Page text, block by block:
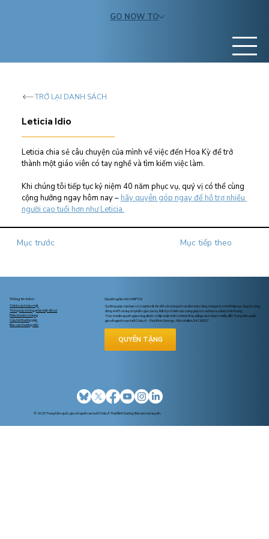
GO NOW TO
TRỞ LẠI DANH SÁCH
Leticia Idio
Leticia chia sẻ câu chuyện của mình về việc đến Hoa Kỳ để trở
thành một giáo viên có tay nghề và tìm kiếm việc làm.
Khi chúng tôi tiếp tục kỷ niệm 40 năm phục vụ, quý vị có thể cùng
cộng hưởng ngay hôm nay – hãy quyên góp ngay để hỗ trợ nhiều
người cao tuổi hơn như Leticia.
Mục trước Mục tiếp theo
Thông tin thêm
Chính sách bảo mật
Thông báo không phân biệt đối xử
Điều khoản sử dụng
Câu hỏi thường gặp
Báo cáo thường niên
Quyên góp cho NAPCA
Sự đóng góp của bạn có ý nghĩa rất lớn đối với chúng tôi và đảm bảo rằng chúng tôi có thể tiếp tục ủng hộ cộng
đồng AAPI và duy trì phẩm giá của họ. Bất kỳ số tiền nào cũng giúp ích và thực sự được trân trọng.
*Các khoản quyên góp cũng được chấp nhận trên United Way bằng cách tham chiếu đến Trung tâm quốc
gia về người cao tuổi Châu Á - Thái Bình Dương - Mã chỉ định D4139227
QUYÊN TẶNG
© 2025 Trung tâm quốc gia về người cao tuổi Châu Á Thái Bình Dương. Bảo lưu mọi quyền.